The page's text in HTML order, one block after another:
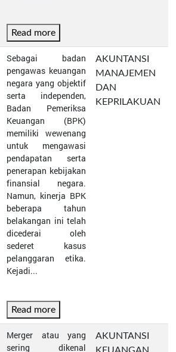
Read more
Sebagai badan
pengawas keuangan
negara yang objektif
serta independen,
Badan Pemeriksa
Keuangan (BPK)
memiliki wewenang
untuk mengawasi
pendapatan serta
penerapan kebijakan
finansial negara.
Namun, kinerja BPK
beberapa tahun
belakangan ini telah
dicederai oleh
sederet kasus
pelanggaran etika.
Kejadi...
Read more
AKUNTANSI
MANAJEMEN
DAN
KEPRILAKUAN
Merger atau yang
sering dikenal
AKUNTANSI
KEUANGAN